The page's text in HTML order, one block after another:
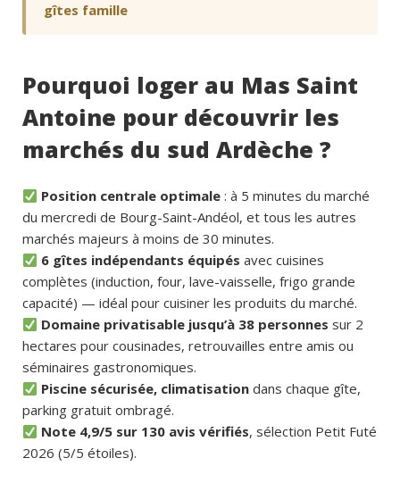
gîtes famille
Pourquoi loger au Mas Saint
Antoine pour découvrir les
marchés du sud Ardèche ?
Position centrale optimale : à 5 minutes du marché
du mercredi de Bourg-Saint-Andéol, et tous les autres
marchés majeurs à moins de 30 minutes.
6 gîtes indépendants équipés avec cuisines
complètes (induction, four, lave-vaisselle, frigo grande
capacité) — idéal pour cuisiner les produits du marché.
Domaine privatisable jusqu’à 38 personnes sur 2
hectares pour cousinades, retrouvailles entre amis ou
séminaires gastronomiques.
Piscine sécurisée, climatisation dans chaque gîte,
parking gratuit ombragé.
Note 4,9/5 sur 130 avis vérifiés, sélection Petit Futé
2026 (5/5 étoiles).